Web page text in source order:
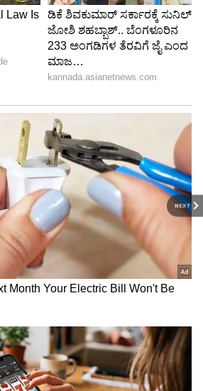
NEXT